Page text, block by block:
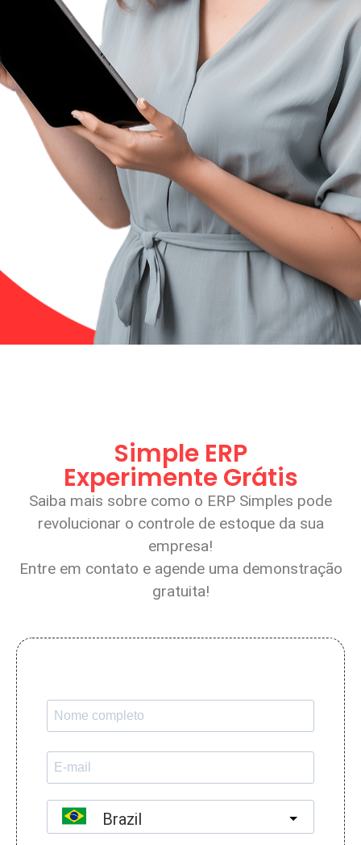
Simple ERP
Experimente Grátis
Saiba mais sobre como o ERP Simples pode
revolucionar o controle de estoque da sua
empresa!
Entre em contato e agende uma demonstração
gratuita!
Brazil